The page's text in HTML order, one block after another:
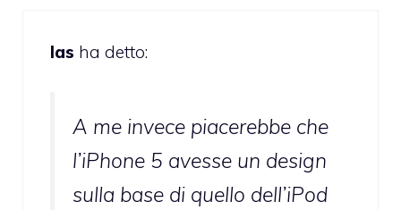
las ha detto:
A me invece piacerebbe che
l’iPhone 5 avesse un design
sulla base di quello dell’iPod